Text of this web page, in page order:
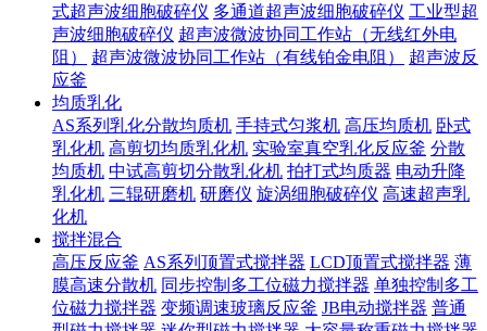
式超声波细胞破碎仪 多通道超声波细胞破碎仪 工业型超
声波细胞破碎仪 超声波微波协同工作站（无线红外电
阻）
超声波微波协同工作站（有线铂金电阻）
超声波反
应釜
均质乳化
AS系列乳化分散均质机 手持式匀浆机 高压均质机 卧式
乳化机 高剪切均质乳化机 实验室真空乳化反应釜 分散
均质机 中试高剪切分散乳化机 拍打式均质器 电动升降
乳化机 三辊研磨机 研磨仪 旋涡细胞破碎仪 高速超声乳
化机
搅拌混合
高压反应釜 AS系列顶置式搅拌器 LCD顶置式搅拌器 薄
膜高速分散机 同步控制多工位磁力搅拌器 单独控制多工
位磁力搅拌器 变频调速玻璃反应釜 JB电动搅拌器 普通